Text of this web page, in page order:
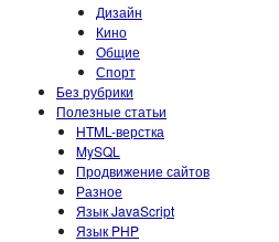
Дизайн
Кино
Общие
Спорт
Без рубрики
Полезные статьи
HTML-верстка
MySQL
Продвижение сайтов
Разное
Язык JavaScript
Язык PHP